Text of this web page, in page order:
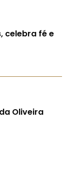
celebra fé e
Oliveira